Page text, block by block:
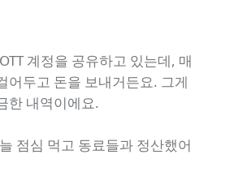
계정을 공유하고 있는데, 매
어두고 돈을 보내거든요. 그게
한 내역이에요.
점심 먹고 동료들과 정산했어